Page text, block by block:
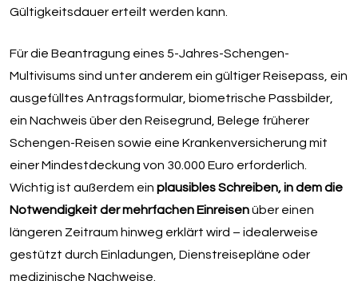
Gültigkeitsdauer erteilt werden kann.
Für die Beantragung eines 5-Jahres-Schengen-
Multivisums sind unter anderem ein gültiger Reisepass, ein
ausgefülltes Antragsformular, biometrische Passbilder,
ein Nachweis über den Reisegrund, Belege früherer
Schengen-Reisen sowie eine Krankenversicherung mit
einer Mindestdeckung von 30.000 Euro erforderlich.
Wichtig ist außerdem ein plausibles Schreiben, in dem die
Notwendigkeit der mehrfachen Einreisenüber einen
längeren Zeitraum hinweg erklärt wird – idealerweise
gestützt durch Einladungen, Dienstreisepläne oder
medizinische Nachweise.